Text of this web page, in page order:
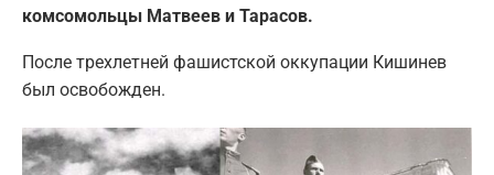
комсомольцы Матвеев и Тарасов.
После трехлетней фашистской оккупации Кишинев
был освобожден.